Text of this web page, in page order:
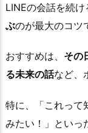
LINEの会話を続
ぶのが最大のコツ
おすすめは、 その
る未来の話など、
特に、「これって
みたい！」といっ